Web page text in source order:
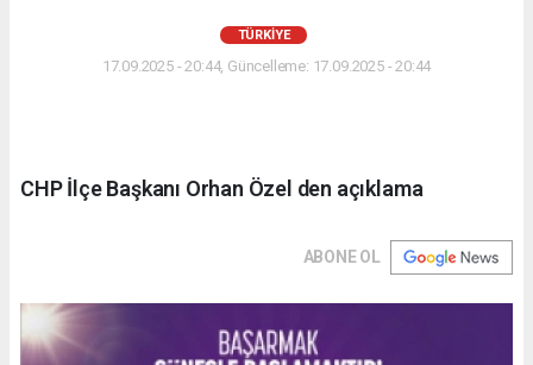
TÜRKIYE
17.09.2025 - 20:44, Güncelleme: 17.09.2025 - 20:44
CHP İlçe Başkanı Orhan Özel den açıklama
ABONE OL